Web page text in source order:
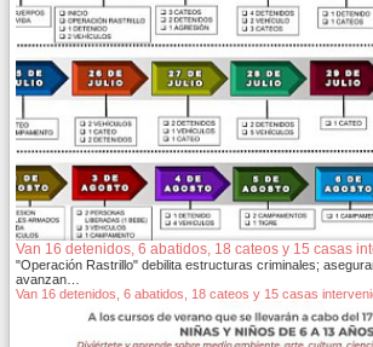
Van 16 detenidos, 6 abatidos, 18 cateos y 15 casas
"Operación Rastrillo" debilita estructuras criminales;
avanzan…
Van 16 detenidos, 6 abatidos, 18 cateos y 15 casas